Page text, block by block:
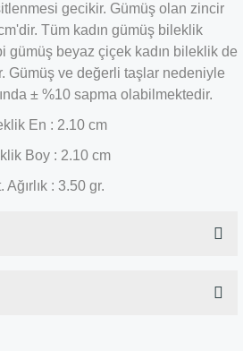
gecikir. Gümüş olan zincir
Tüm kadın gümüş bileklik
gümüş beyaz çiçek kadın bileklik de
Gümüş ve değerli taşlar nedeniyle
± %10 sapma olabilmektedir.
En : 2.10 cm
Boy : 2.10 cm
Ağırlık : 3.50 gr.